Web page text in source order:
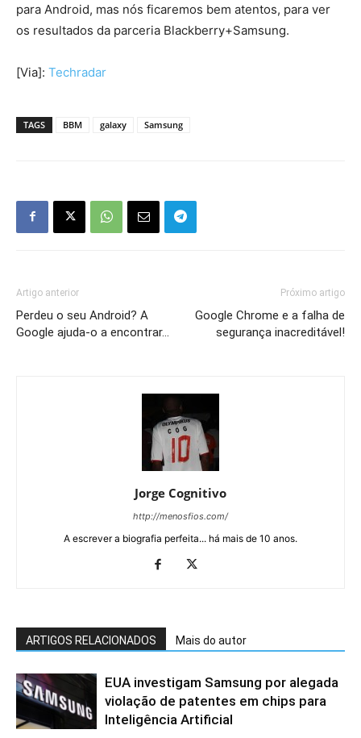
para Android, mas nós ficaremos bem atentos, para ver
os resultados da parceria Blackberry+Samsung.
[Via]: Techradar
TAGS BBM galaxy Samsung
Artigo anterior
Perdeu o seu Android? A
Google ajuda-o a encontrar…
Próximo artigo
Google Chrome e a falha de
segurança inacreditável!
Jorge Cognitivo
http://menosfios.com/
A escrever a biografia perfeita... há mais de 10 anos.
ARTIGOS RELACIONADOS Mais do autor
EUA investigam Samsung por alegada
violação de patentes em chips para
Inteligência Artificial